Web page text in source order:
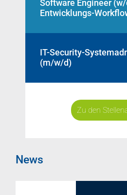
Software Engineer
Entwicklungs-
IT-Security-
(m/w/d)
Zu den
News